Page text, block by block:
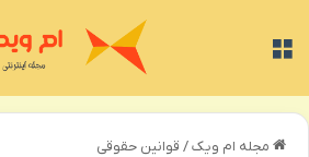
مجله ام ویک/ قوانین حقوقی